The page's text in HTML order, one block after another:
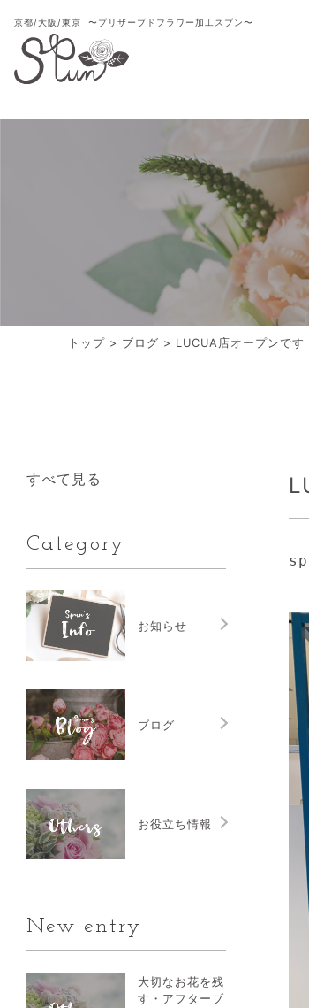
京都/大阪/東京 〜プリザーブドフラワー加工スプン〜
トップ > ブログ > LUCUA店オープンです
すべて見る
Category
お知らせ
ブログ
お役立ち情報
New entry
大切なお花を残
す・アフターブ